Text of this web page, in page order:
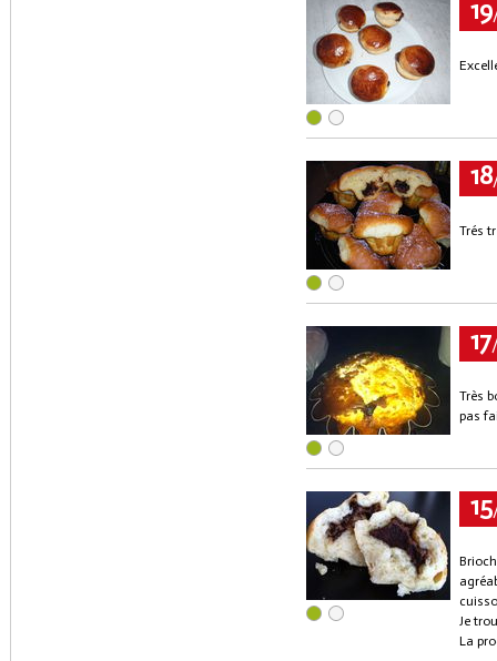
19
18
Trés
17
Très
pas
15
Je
La